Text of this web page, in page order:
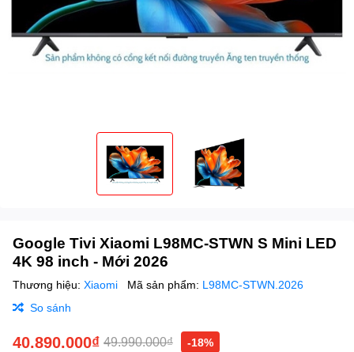
Google Tivi Xiaomi L98MC-STWN S Mini LED
4K 98 inch - Mới 2026
Thương hiệu: Xiaomi Mã sản phẩm: L98MC-STWN.2026
So sánh
40.890.000₫ 49.990.000₫
-18%